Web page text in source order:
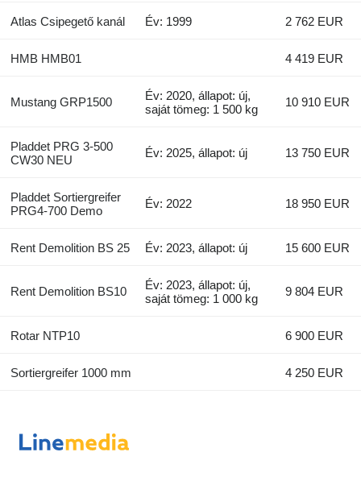
Atlas Csipegető kanál Év: 1999 2 762 EUR
HMB HMB01 4 419 EUR
Mustang GRP1500
Év: 2020, állapot: új,
saját tömeg: 1 500 kg
10 910 EUR
Pladdet PRG 3-500
CW30 NEU
Év: 2025, állapot: új 13 750 EUR
Pladdet Sortiergreifer
PRG4-700 Demo
Év: 2022 18 950 EUR
Rent Demolition BS 25 Év: 2023, állapot: új 15 600 EUR
Rent Demolition BS10
Év: 2023, állapot: új,
saját tömeg: 1 000 kg
9 804 EUR
Rotar NTP10 6 900 EUR
Sortiergreifer 1000 mm 4 250 EUR